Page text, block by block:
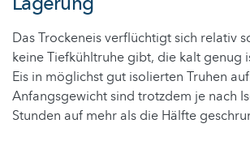
Das Trockeneis verflüchtigt sich relativ
keine Tiefkühltruhe gibt, die kalt genug
Eis in möglichst gut isolierten Truhen
Anfangsgewicht sind trotzdem je nach
Stunden auf mehr als die Hälfte